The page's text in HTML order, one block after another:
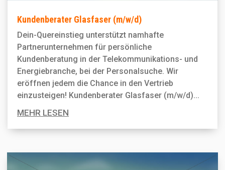
Kundenberater Glasfaser (m/w/d)
Dein-Quereinstieg unterstützt namhafte
Partnerunternehmen für persönliche
Kundenberatung in der Telekommunikations- und
Energiebranche, bei der Personal­suche. Wir
eröffnen jedem die Chance in den Vertrieb
einzusteigen! Kundenberater Glasfaser (m/w/d)...
MEHR LESEN